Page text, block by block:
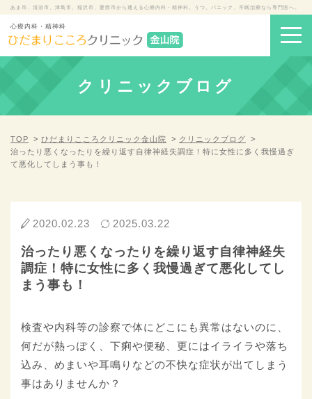
あま市、清須市、津島市、稲沢市、愛西市から通える心療内科・精神科。うつ、パニック、不眠治療なら専門医へ。
心療内科・精神科
クリニックブログ
TOP ひだまりこころクリニック金山院
クリニックブログ
治ったり悪くなったりを繰り返す自律神経失調症！特に女性に多く我慢過ぎ
て悪化してしまう事も！
2020.02.23 2025.03.22
治ったり悪くなったりを繰り返す自律神経失
調症！特に女性に多く我慢過ぎて悪化してし
まう事も！
検査や内科等の診察で体にどこにも異常はないのに、
何だが熱っぽく、下痢や便秘、更にはイライラや落ち
込み、めまいや耳鳴りなどの不快な症状が出てしまう
事はありませんか？